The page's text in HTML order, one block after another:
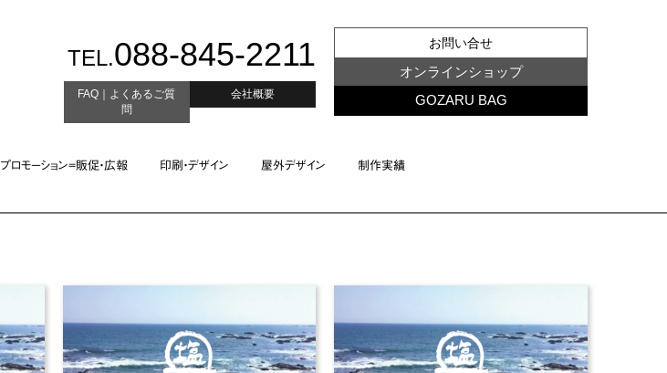
TEL.088-845-2211
FAQ｜よくあるご質
問
会社概要
お問い合せ
オンラインショップ
GOZARU BAG
プロモーション=販促・広報 印刷・デザイン 屋外デザイン 制作実績